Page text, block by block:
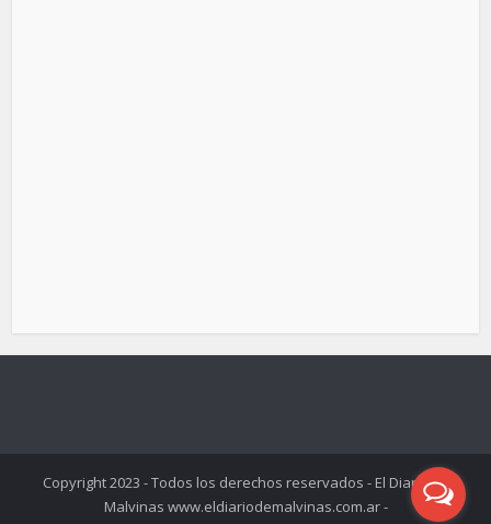
Copyright 2023 - Todos los derechos reservados - El Diario de
Malvinas www.eldiariodemalvinas.com.ar -